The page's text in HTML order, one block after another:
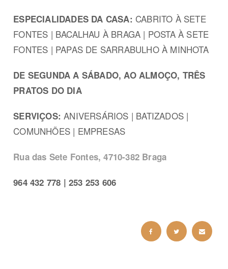
ESPECIALIDADES DA CASA:CABRITO À SETE
FONTES | BACALHAU À BRAGA | POSTA À SETE
FONTES | PAPAS DE SARRABULHO À MINHOTA
DE SEGUNDA A SÁBADO, AO ALMOÇO, TRÊS
PRATOS DO DIA
SERVIÇOS: ANIVERSÁRIOS | BATIZADOS |
COMUNHÕES | EMPRESAS
Rua das Sete Fontes, 4710-382 Braga
964 432 778 | 253 253 606